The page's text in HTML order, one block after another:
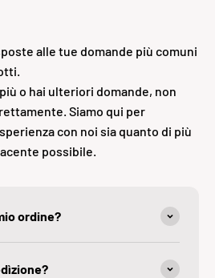
alle tue domande più comuni
o hai ulteriori domande, non
Siamo qui per
con noi sia quanto di più
possibile.
ordine?